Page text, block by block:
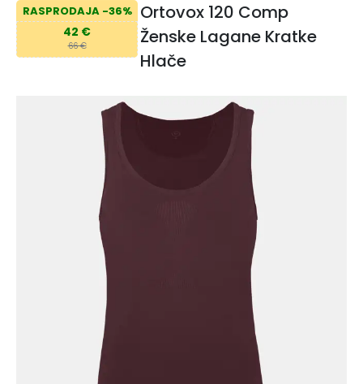
RASPRODAJA -36%
42 €
66 €
Ortovox 120 Comp
Ženske Lagane Kratke
Hlače